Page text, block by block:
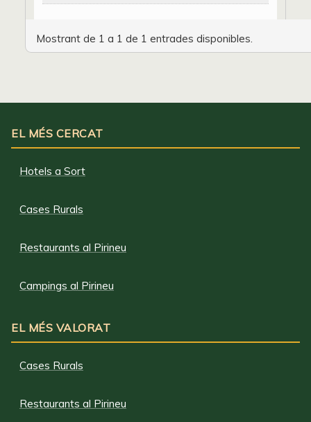
Mostrant de 1 a 1 de 1 entrades disponibles.
EL MÉS CERCAT
Hotels a Sort
Cases Rurals
Restaurants al Pirineu
Campings al Pirineu
EL MÉS VALORAT
Cases Rurals
Restaurants al Pirineu